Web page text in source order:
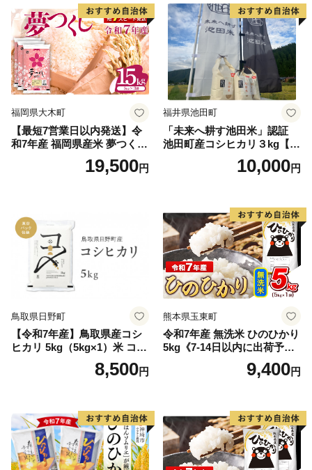
福岡県大木町
【最短7営業日以内発送】令
和7年産 福岡県産米 夢つくし
15kg 精米 ※北海道・沖縄・
19,500円
福井県池田町
「未来へ耕す池田米」認証
池田町産コシヒカリ３kg【お
1人様につき３セットまで】
10,000円
鳥取県日野町
【令和7年産】鳥取県産コシ
ヒカリ 5kg（5kg×1）米 コシ
ヒカリ こしひかり お米 白米
精米 5キロ おこめ こめ コメ
野町産 Elevation
8,500円
熊本県玉東町
令和7年産 無洗米 ひのひかり
5kg《7-14日以内に出荷予定
(土日祝除く)》コメ 米 無洗米
高レビュー｜人気米 熊本県
9,400円